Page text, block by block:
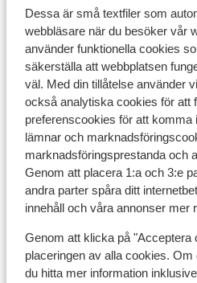
Dessa är små textfiler som
webbläsare när du besöker vår
använder funktionella cookies
säkerställa att webbplatsen
väl. Med din tillåtelse använder
också analytiska cookies för att
preferenscookies för att komma
lämnar och
marknadsföringsprestanda och
Genom att placera 1:a och 3:e
andra parter spåra ditt
innehåll och våra annonser mer
Genom att klicka på "Acceptera
placeringen av alla cookies.
du hitta mer information
Castiau S.
Familj
Visa alla 29
Läge
Visa på